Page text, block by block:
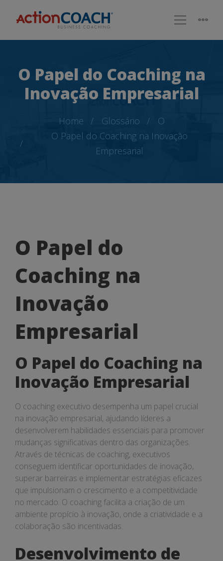
O Papel do Coaching na
Inovação Empresarial
Home Glossário
O
O Papel do Coaching na Inovação
Empresarial
O
Papel
do
Coaching
na
Inovação
Empresarial
O Papel do
Coaching na
Inovação
Empresarial
O Papel do Coaching na
Inovação Empresarial
O coaching executivo desempenha um papel crucial
na inovação empresarial, ajudando líderes a
desenvolverem habilidades essenciais para promover
mudanças significativas dentro das organizações.
Através de técnicas de coaching, executivos
conseguem identificar oportunidades de inovação,
superar barreiras e implementar estratégias eficazes
que impulsionam o crescimento e a competitividade
no mercado. O coaching facilita a criação de um
ambiente propício à inovação, onde a criatividade e a
colaboração são incentivadas.
Desenvolvimento de